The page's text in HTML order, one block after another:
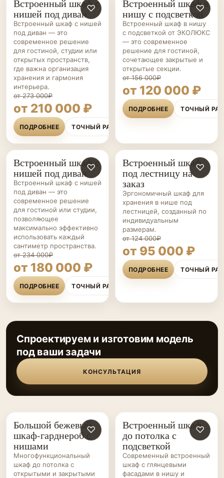
ШКАФЫ НА ЗАКАЗ ♡
Встроенный шкаф с
нишей под диван
Встроенный шкаф с нишей
под диван — это
современное решение
для гостиной, студии или
открытых пространств,
где важна организация
хранения и гармония
интерьера.
от 273 000₽
от 210 000 ₽
ПОДРОБНЕЕ ТОЧНЫЙ РАСЧЁТ
ШКАФЫ НА ЗАКАЗ ♡
Встроенный шкаф в
нишу с подсветкой
Встроенный шкаф в нишу
с подсветкой от ЭКОЛЮКС
— это современное
решение для гостиной,
сочетающее закрытые и
открытые секции.
от 156 000₽
от 120 000 ₽
ПОДРОБНЕЕ ТОЧНЫЙ
ШКАФЫ НА ЗАКАЗ ♡
Встроенный шкаф с
нишей под диван
Встроенный шкаф с нишей
под диван — это
современное решение
для гостиной или студии,
позволяющее
максимально эффективно
использовать каждый
сантиметр пространства.
от 234 000₽
от 180 000 ₽
ПОДРОБНЕЕ ТОЧНЫЙ РАСЧЁТ
ШКАФЫ НА ЗАКАЗ ♡
Встроенный шкаф
под лестницу на
заказ
Эргономичный шкаф для
хранения в нише под
лестницей, созданный по
индивидуальным
размерам.
от 124 000₽
от 95 000 ₽
ПОДРОБНЕЕ ТОЧНЫЙ
Спроектируем и изготовим модель
под ваши задачи
КОНСУЛЬТАЦИЯ
ШКАФЫ НА ЗАКАЗ ♡
Большой бежевый
шкаф-гарднероб с
нишами
Многофункциональный
шкаф до потолка с
открытыми и закрытыми
ШКАФЫ НА ЗАКАЗ ♡
Встроенный шкаф
до потолка с
подсветкой
Современный встроенный
шкаф с глянцевыми
фасадами в нишу и